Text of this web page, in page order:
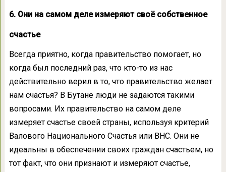
6. Они на самом деле измеряют своё собственное
счастье
Всегда приятно, когда правительство помогает, но
когда был последний раз, что кто-то из нас
действительно верил в то, что правительство желает
нам счастья? В Бутане люди не задаются такими
вопросами. Их правительство на самом деле
измеряет счастье своей страны, используя критерий
Валового Национального Счастья или ВНС. Они не
идеальны в обеспечении своих граждан счастьем, но
тот факт, что они признают и измеряют счастье,